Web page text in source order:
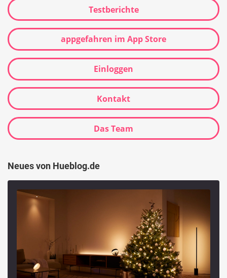
Testberichte
appgefahren im App Store
Einloggen
Kontakt
Das Team
Neues von Hueblog.de